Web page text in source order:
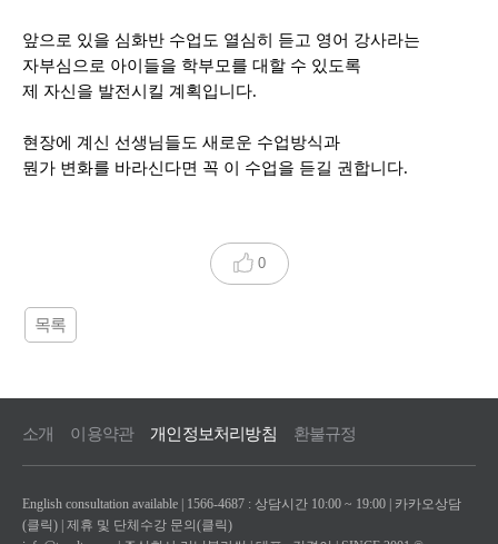
앞으로 있을 심화반 수업도 열심히 듣고 영어 강사라는
자부심으로 아이들을 학부모를 대할 수 있도록
제 자신을 발전시킬 계획입니다.
현장에 계신 선생님들도 새로운 수업방식과
뭔가 변화를 바라신다면 꼭 이 수업을 듣길 권합니다.
0
목록
소개 이용약관 개인정보처리방침 환불규정
English consultation available | 1566-4687 : 상담시간 10:00 ~ 19:00 | 카카오상담
(클릭) 제휴 및 단체수강 문의(클릭)